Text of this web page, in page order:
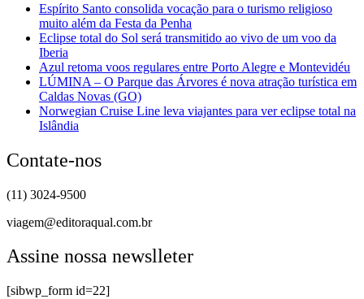
Espírito Santo consolida vocação para o turismo religioso
muito além da Festa da Penha
Eclipse total do Sol será transmitido ao vivo de um voo da
Iberia
Azul retoma voos regulares entre Porto Alegre e Montevidéu
LÚMINA – O Parque das Árvores é nova atração turística em
Caldas Novas (GO)
Norwegian Cruise Line leva viajantes para ver eclipse total na
Islândia
Contate-nos
(11) 3024-9500
viagem@editoraqual.com.br
Assine nossa newslleter
[sibwp_form id=22]